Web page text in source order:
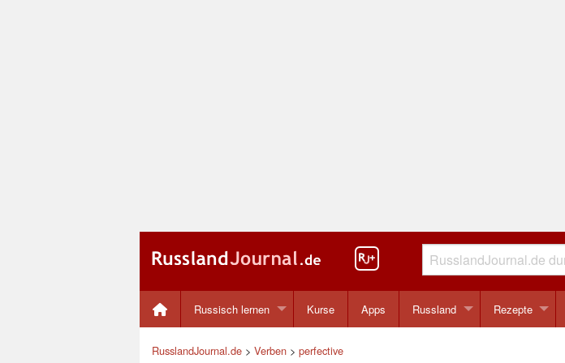
Russisch lernen Kurse Apps Russland Rezepte
RusslandJournal.de > Verben > perfective